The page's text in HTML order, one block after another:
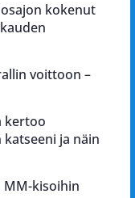
kokenut
voittoon –
kertoo
ja näin
MM-kisoihin